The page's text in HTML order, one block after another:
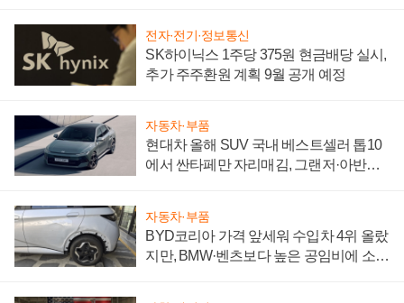
전자·전기·정보통신
SK하이닉스 1주당 375원 현금배당 실시,
추가 주주환원 계획 9월 공개 예정
자동차·부품
현대차 올해 SUV 국내 베스트셀러 톱10
에서 싼타페만 자리매김, 그랜저·아반떼
자동차·부품
BYD코리아 가격 앞세워 수입차 4위 올랐
지만, BMW·벤츠보다 높은 공임비에 소비